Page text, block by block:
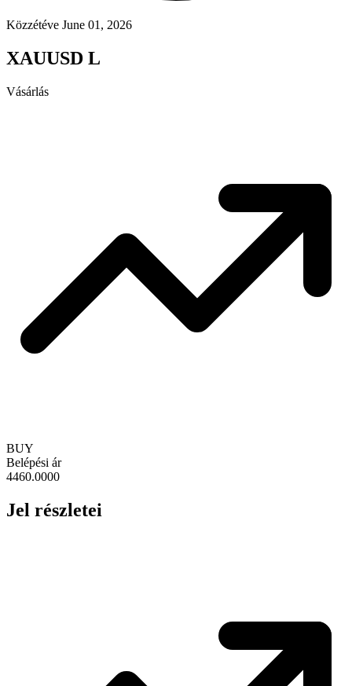
Közzétéve June 01, 2026
XAUUSD L
Vásárlás
BUY
Belépési ár
4460.0000
Jel részletei